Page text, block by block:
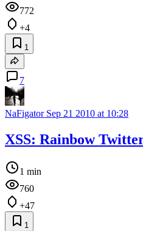
772
+4
1
7
NaFigatorSep 21 2010 at 10:28
XSS: Rainbow
1 min
760
+47
1